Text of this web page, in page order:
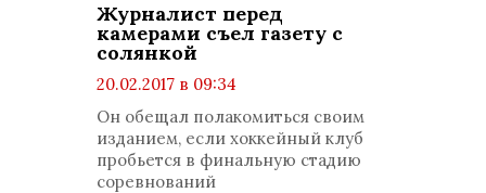
Журналист перед
камерами съел газету с
солянкой
20.02.2017 в 09:34
просмотров: 1413
комментариев: 0
Он обещал полакомиться своим
изданием, если хоккейный клуб
пробьется в финальную стадию
соревнований